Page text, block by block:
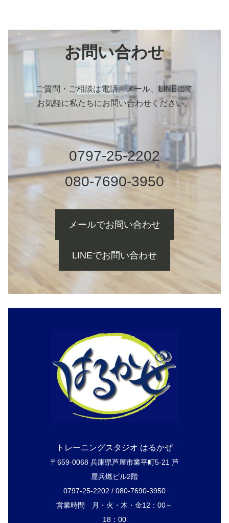
お問い合わせ
ご質問・ご相談は電話、メール、LINEにて
お気軽に私たちにお問い合わせください。
0797-25-2202
080-7690-3950
メールでお問い合わせ
LINEでお問い合わせ
トレーニングスタジオ はるかぜ
〒659-0068 兵庫県芦屋市業平町5-21 芦
屋兵燃ビル2階
0797-25-2202 / 080-7690-3950
営業時間 月・火・木・金12：00～
18：00